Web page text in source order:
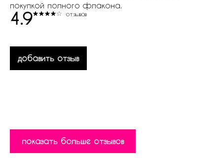
покупкой полного флакона.
4.9 отзывов
добавить отзыв
показать больше отзывов